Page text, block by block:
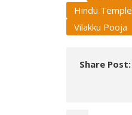
Hindu Temple
Vilakku Pooja
Share Post: